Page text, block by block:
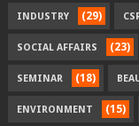
INDUSTRY (29)
SOCIAL AFFAIRS (23)
SEMINAR (18)
ENVIRONMENT (15)